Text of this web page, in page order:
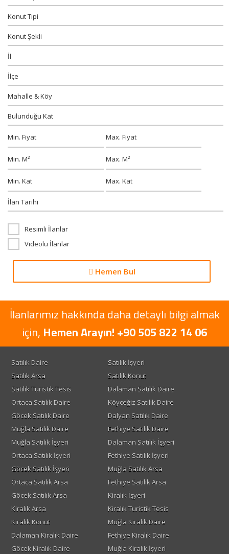
Resimli İlanlar
Videolu İlanlar
Hemen Bul
İlanlarımız hakkında daha detaylı bilgi almak
için, Hemen Arayın! +90 505 822 14 06
Satılık Daire
Satılık İşyeri
Satılık Arsa
Satılık Konut
Satılık Turistik Tesis
Dalaman Satılık Daire
Ortaca Satılık Daire
Köyceğiz Satılık Daire
Göcek Satılık Daire
Dalyan Satılık Daire
Muğla Satılık Daire
Fethiye Satılık Daire
Muğla Satılık İşyeri
Dalaman Satılık İşyeri
Ortaca Satılık İşyeri
Fethiye Satılık İşyeri
Göcek Satılık İşyeri
Muğla Satılık Arsa
Ortaca Satılık Arsa
Fethiye Satılık Arsa
Göcek Satılık Arsa
Kiralık İşyeri
Kiralık Arsa
Kiralık Turistik Tesis
Kiralık Konut
Muğla Kiralık Daire
Dalaman Kiralık Daire
Fethiye Kiralık Daire
Göcek Kiralık Daire
Muğla Kiralık İşyeri